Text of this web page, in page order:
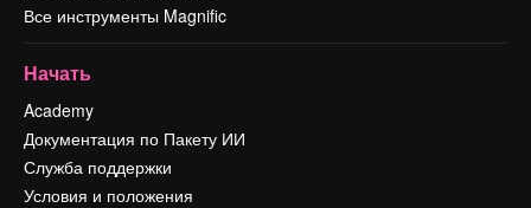
Все инструменты Magnific
Начать
Academy
Документация по Пакету ИИ
Служба поддержки
Условия и положения